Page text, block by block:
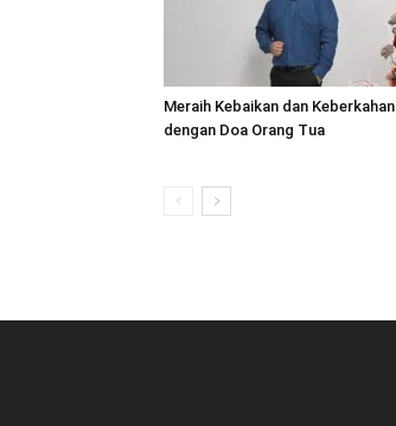
Meraih Kebaikan dan Keberkahan
dengan Doa Orang Tua